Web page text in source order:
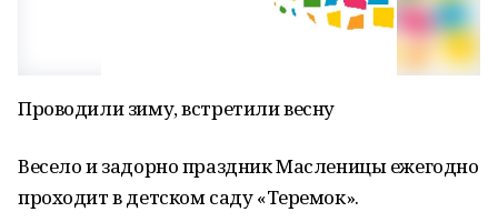
Проводили зиму, встретили весну
Весело и задорно праздник Масленицы ежегодно
проходит в детском саду «Теремок».